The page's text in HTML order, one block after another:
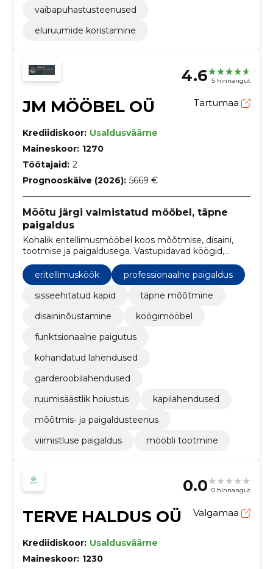
vaibapuhastusteenused
eluruumide koristamine
4.6 5 hinnangut
JM MÖÖBEL OÜ Tartumaa
Krediidiskoor: Usaldusväärne
Maineskoor: 1270
Töötajaid: 2
Prognooskäive (2026): 5669 €
Mõõtu järgi valmistatud mööbel, täpne
paigaldus
Kohalik eritellimusmööbel koos mõõtmise, disaini,
tootmise ja paigaldusega. Vastupidavad köögid,
garderoobid ja kapid, mis sobivad ruumi ja
kasutusega.
eritellimusköök
professionaalne paigaldus
sisseehitatud kapid
täpne mõõtmine
disaininõustamine
köögimööbel
funktsionaalne paigutus
kohandatud lahendused
garderoobilahendused
ruumisäästlik hoiustus
kapilahendused
mõõtmis- ja paigaldusteenus
viimistluse paigaldus
mööbli tootmine
0.0 0 hinnangut
TERVE HALDUS OÜ Valgamaa
Krediidiskoor: Usaldusväärne
Maineskoor: 1230